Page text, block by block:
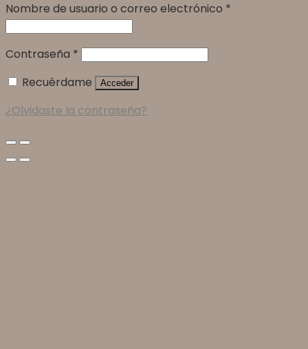
Nombre de usuario o correo electrónico *
Contraseña *
Recuérdame
Acceder
¿Olvidaste la contraseña?